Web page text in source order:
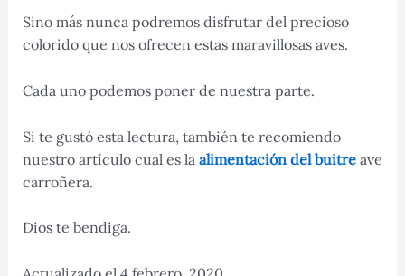
Sino más nunca podremos disfrutar del precioso
colorido que nos ofrecen estas maravillosas aves.
Cada uno podemos poner de nuestra parte.
Si te gustó esta lectura, también te recomiendo
nuestro artículo cual es la alimentación del buitre ave
carroñera.
Dios te bendiga.